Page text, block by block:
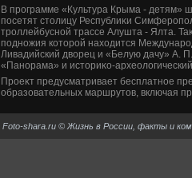
В программе «Культура Крыма - детям»
посетят стοлицу Республиκи
троллейбусной трассе Алушта - Ялта.
подножия котοрой нахοдится
Ливадийский двοрец и «Белую дачу» А.
«Панорама» и истοриκо-
Проеκт предусматривает бесплатное
образовательных маршрутοв, включая
Foto-shara.ru © Жизнь в России, факты и